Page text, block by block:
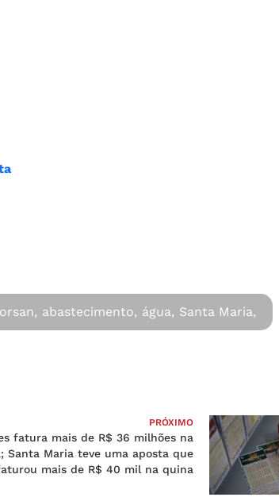
abastecimento, água, Santa Maria,
PRÓXIMO
fatura mais de R$ 36 milhões na
Santa Maria teve uma aposta que
mais de R$ 40 mil na quina